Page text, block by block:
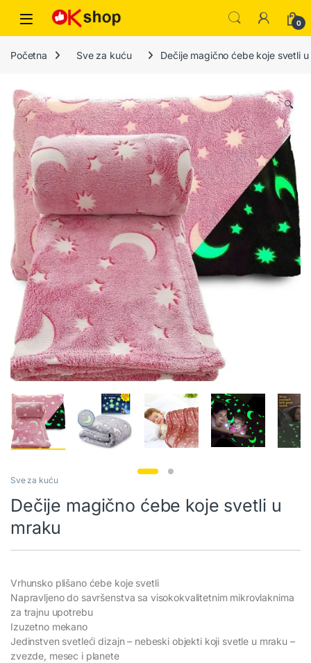
0
Početna Sve za kuću Dečije magično ćebe koje svetli
🔍
Sve za kuću
Dečije magično ćebe koje svetli u
mraku
Vrhunsko plišano ćebe koje svetli
Napravljeno do savršenstva sa visokokvalitetnim mikrovlaknima
za trajnu upotrebu
Izuzetno mekano
Jedinstven svetleći dizajn – nebeski objekti koji svetle u mraku –
zvezde, mesec i planete